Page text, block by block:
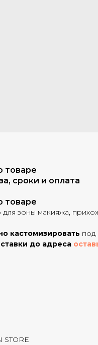
товаре
сроки и оплата
товаре
для зоны макияжа,
кастомизировать под
до адреса
STORE